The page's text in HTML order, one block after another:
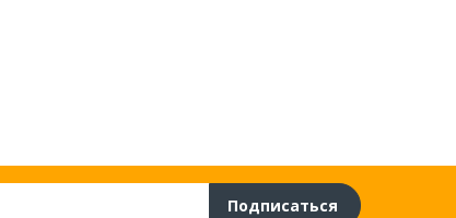
Подписаться